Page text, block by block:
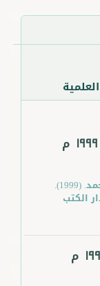
1999 م
ابن النقيب، عبد الله بن أحمد. (1999).
الكتب
م